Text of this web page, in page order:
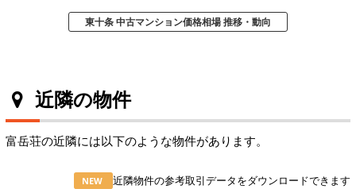
東十条 中古マンション価格相場 推移・動向
近隣の物件
富岳荘の近隣には以下のような物件があります。
NEW
近隣物件の参考取引データをダウンロードできます